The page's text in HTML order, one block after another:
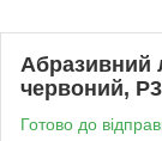
Абразивний
червоний,
Готово до